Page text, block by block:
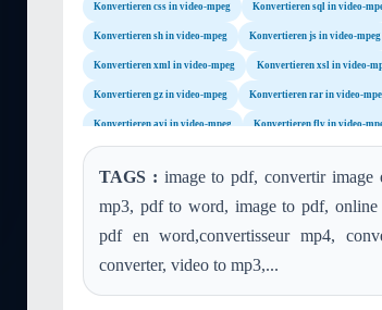
Konvertieren css in video-mpeg Konvertieren sql in video-
Konvertieren sh in video-mpeg Konvertieren js in video-mpeg
Konvertieren xml in video-mpeg Konvertieren xsl in video-
Konvertieren gz in video-mpeg Konvertieren rar in video-
Konvertieren avi in video-mpeg Konvertieren flv in video-
Konvertieren m4a in video-mpeg Konvertieren wav in video-
Konvertieren mp3 in video-mpeg Konvertieren mp2 in video-
Konvertieren wma in video-mpeg Konvertieren mid in video-
Konvertieren mod in video-mpeg Konvertieren aac in video-
TAGS : image to pdf, convertir image
mp3, pdf to word, image to pdf, online
pdf en word,convertisseur mp4,
converter, video to mp3,...